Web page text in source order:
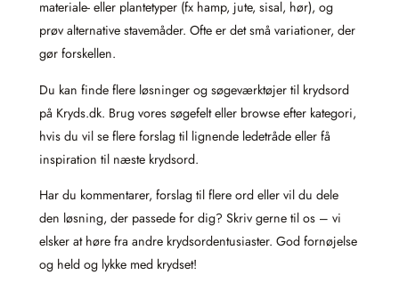
materiale- eller plantetyper (fx hamp, jute, sisal, hør), og
prøv alternative stavemåder. Ofte er det små variationer, der
gør forskellen.
Du kan finde flere løsninger og søgeværktøjer til krydsord
på Kryds.dk. Brug vores søgefelt eller browse efter kategori,
hvis du vil se flere forslag til lignende ledetråde eller få
inspiration til næste krydsord.
Har du kommentarer, forslag til flere ord eller vil du dele
den løsning, der passede for dig? Skriv gerne til os – vi
elsker at høre fra andre krydsordentusiaster. God fornøjelse
og held og lykke med krydset!